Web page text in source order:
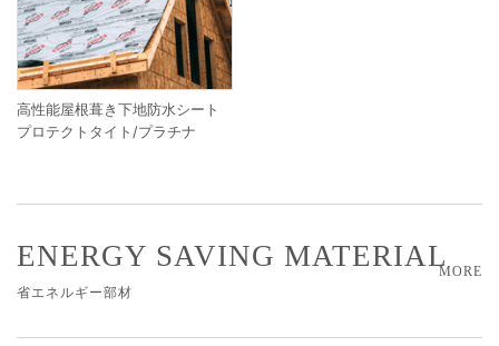
高性能屋根葺き下地防水シート
プロテクトタイト/プラチナ
MORE
ENERGY SAVING MATERIAL
省エネルギー部材